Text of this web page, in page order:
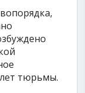
тюрьмы.